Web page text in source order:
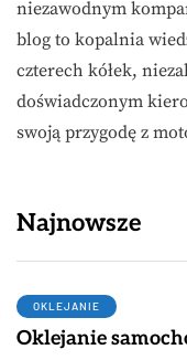
niezawodnym
blog to kopalnia
czterech kółek,
doświadczonym
swoją przygodę z
Najnowsze
OKLEJANIE
Oklejanie